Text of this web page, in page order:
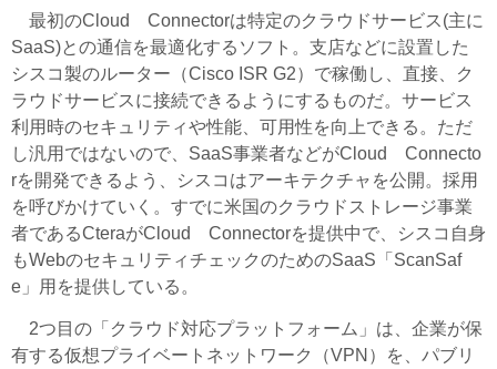
最初のCloud Connectorは特定のクラウドサービス(主に
SaaS)との通信を最適化するソフト。支店などに設置した
シスコ製のルーター（Cisco ISR G2）で稼働し、直接、ク
ラウドサービスに接続できるようにするものだ。サービス
利用時のセキュリティや性能、可用性を向上できる。ただ
し汎用ではないので、SaaS事業者などがCloud Connecto
rを開発できるよう、シスコはアーキテクチャを公開。採用
を呼びかけていく。すでに米国のクラウドストレージ事業
者であるCteraがCloud Connectorを提供中で、シスコ自身
もWebのセキュリティチェックのためのSaaS「ScanSaf
e」用を提供している。
2つ目の「クラウド対応プラットフォーム」は、企業が保
有する仮想プライベートネットワーク（VPN）を、パブリ